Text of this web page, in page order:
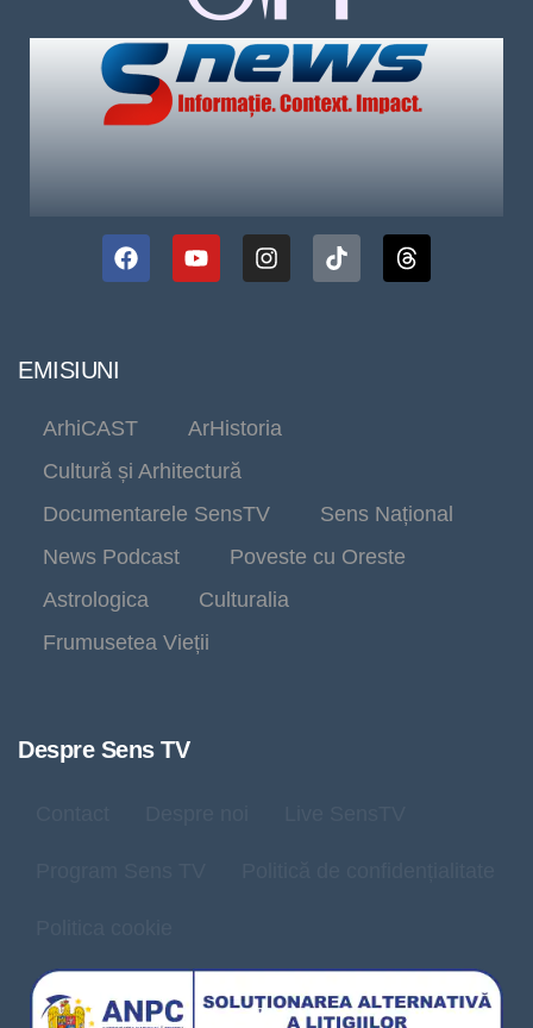
EMISIUNI
ArhiCAST
ArHistoria
Cultură și Arhitectură
Documentarele SensTV
Sens Național
News Podcast
Poveste cu Oreste
Astrologica
Culturalia
Frumusetea Vieții
Despre Sens TV